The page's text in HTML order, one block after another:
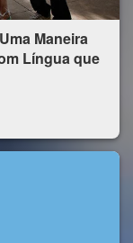
Maneira
Língua que